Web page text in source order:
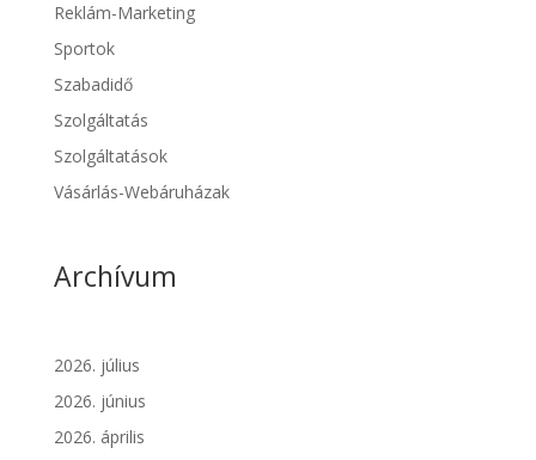
Reklám-Marketing
Sportok
Szabadidő
Szolgáltatás
Szolgáltatások
Vásárlás-Webáruházak
Archívum
2026. július
2026. június
2026. április